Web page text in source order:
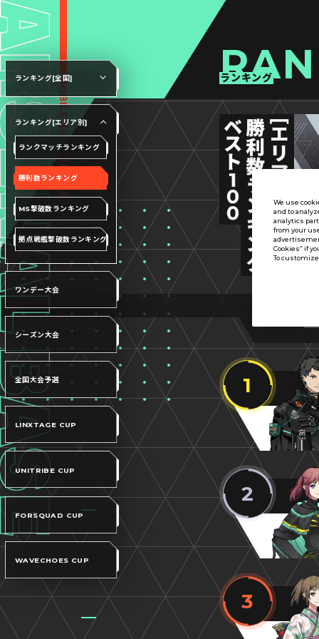
ランキング
1
2
3
ランキング[全国]
ランキング[エリア別]
ランクマッチランキング
勝利数ランキング
MS撃破数ランキング
拠点戦艦撃破数ランキング
ワンデー大会
シーズン大会
全国大会予選
LINXTAGE CUP
UNITRIBE CUP
FORSQUAD CUP
WAVECHOES CUP
We use
and to
analytics
from your
Cookies” if
To